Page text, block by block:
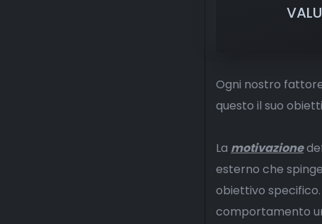
Ogni nostro
questo il suo
La motivazione
esterno che
obiettivo
comportamento